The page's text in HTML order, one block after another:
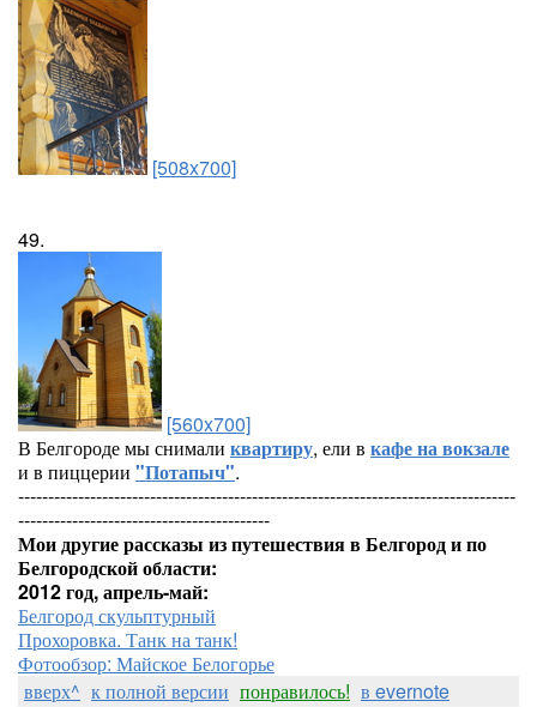
[508x700]
49.
[560x700]
В Белгороде мы снимали квартиру, ели в кафе на вокзале
и в пиццерии "Потапыч".
-----------------------------------------------------------------------------------
------------------------------------------
Мои другие рассказы из путешествия в Белгород и по
Белгородской области:
2012 год, апрель-май:
Белгород скульптурный
Прохоровка. Танк на танк!
Фотообзор: Майское Белогорье
вверх^ к полной версии понравилось! в evernote